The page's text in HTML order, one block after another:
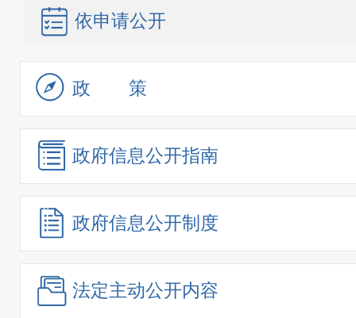
依申请公开
政策
政府信息公开指南
政府信息公开制度
法定主动公开内容